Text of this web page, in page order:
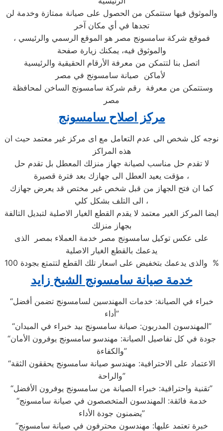
والموثوق فيها ستتمكن من الحصول على صيانة ممتازة وخدمة لن
تجدها في أي مكان آخر
، فموقع شركة سامسونج مصر هو الموقع الرسمي والرئيسي
والموثوق فيه، يمكنك زيارة صفحة
اتصل بنا لتتمكن من معرفة الأرقام الحقيقية والرئيسية
مصر
مركز اصلاح سامسونج
نوجه كل شخص الى عدم التعامل مع اى مركز غير معتمد حيث ان
هذه المراكز
لا تقدم حل مناسب لصيانة جهاز منزلك المعطل بل تقدم حل
مؤقت يعيد العطل الى جهازك بعد فترة قصيرة ،
كما ان فتح الجهاز من قبل شخص غير مختص قد يعرض جهازك
الى التلف بشكل كلي ،
ايضا المركز الغير معتمد لا يقدم القطع الغيار الاصلية لتبديل التالفة
بجهاز منزلك
على عكس توكيل سامسونج مصر خدمة العملاء بمصر الذى
يدعمك بالقطع الغيار الاصلية
والذى يدعمك بتخفيض على اسعار تلك القطع لتتمتع بجودة 100 %
خدمة صيانة سامسونج الشيخ زايد
“خبراء في الصيانة: خدمات المهندسين لسامسونج تضمن أفضل
أداء”
“المهندسون المدربون: صيانة سامسونج بيد خبراء في الميدان”
“جودة في كل تفاصيل الصيانة: مهندسو سامسونج يوفرون الأمان
والكفاءة”
“الاعتماد على الاحترافية: مهندسو صيانة سامسونج يحققون الثقة
والراحة”
“تقنية واحترافية: خبراء الصيانة من سامسونج يوفرون الأفضل”
“خدمة فائقة: المهندسون المتخصصون في صيانة سامسونج
يضمنون جودة الأداء”
“خبرة تعتمد عليها: مهندسون محترفون في صيانة سامسونج